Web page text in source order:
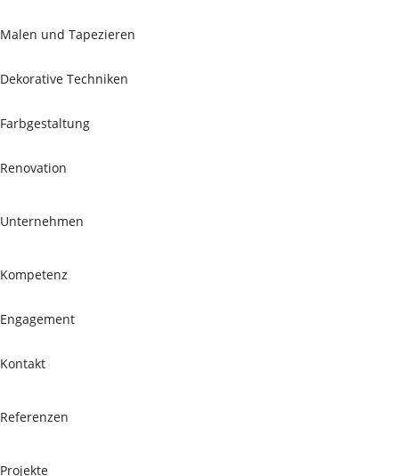
Malen und Tapezieren
Dekorative Techniken
Farbgestaltung
Renovation
Unternehmen
Kompetenz
Engagement
Kontakt
Referenzen
Projekte